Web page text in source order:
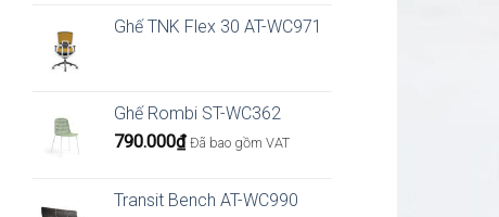
Ghế TNK Flex 30 AT-WC971
Ghế Rombi ST-WC362
790.000₫ Đã bao gồm VAT
Transit Bench AT-WC990